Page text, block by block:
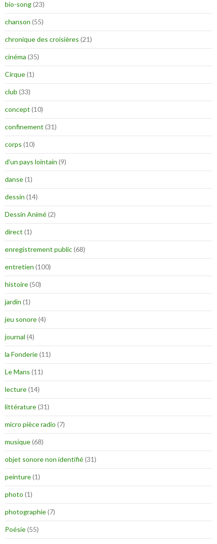
bio-song(23)
chanson (55)
chronique des croisières (21)
cinéma (35)
Cirque(1)
club (33)
concept (10)
confinement (31)
corps (10)
d'un pays lointain (9)
danse(1)
dessin (14)
Dessin Animé(2)
direct (1)
enregistrement public(68)
entretien (100)
histoire(50)
jardin (1)
jeu sonore(4)
journal (4)
la Fonderie(11)
Le Mans (11)
lecture(14)
littérature(31)
micro pièce radio (7)
musique(68)
objet sonore non identifié(31)
peinture(1)
photo (1)
photographie(7)
Poésie(55)